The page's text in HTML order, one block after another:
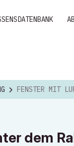
FENSTER MIT LUFT
dem